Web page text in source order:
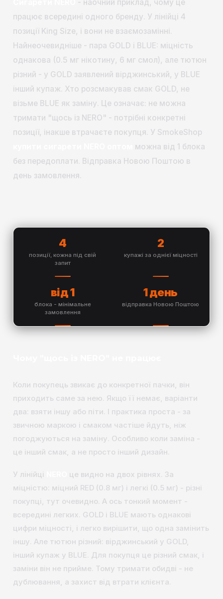
- наочний приклад, чому це
працює всередині одного бренду. У лінійці 4
позиції King Size, і вони не взаємозамінні.
Найнеочевидніше - пара GOLD і BLUE: міцність
однакова (0.5 мг нікотину, 6 мг смол), але тютюн
різний - у GOLD заявлений вірджинський, у BLUE
інший купаж. Хто розсмакував смак GOLD, не
візьме BLUE як заміну. Це означає: не можна
тримати "щось із NERO" - потрібні конкретні
позиції, інакше втрачаєте покупця. У SmokeShop
можна від 1 блока
без передоплати. Відправка Новою Поштою в
день замовлення.
4
позиції, кожна під свій
запит
2
купажі за однієї міцності
від 1
блока - мінімальне
замовлення
1 день
відправка Новою Поштою
Коли покупець звикає до конкретної пачки, він
приходить саме за нею. Якщо її немає, варіанти
два: взяти іншу або піти. І практика проста - за
звичною маркою і смаком частіше йдуть, ніж
погоджуються на заміну. Особливо коли заміна -
це інший смак, а не просто інший дизайн.
У лінійці
це видно на двох рівнях. За
міцністю: міцний RED (0.8 мг) і легкі (0.5 мг) - різні
покупці, тут очевидно. А ось тонкий момент -
всередині легких. GOLD і BLUE мають однакові
цифри міцності, і легко вирішити, що одна замінить
іншу. Але тютюн різний: вірджинський у GOLD,
інший купаж у BLUE. Для покупця це різний смак, і
заміни він не прийме. Тому тримати обидві - не
дублювання, а захист від втрати клієнта.